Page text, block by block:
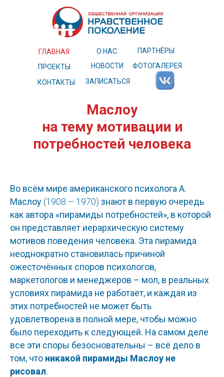
ГЛАВНАЯ
НОВОСТИ
ПАРТНЁРЫ
О НАС
ПРОЕКТЫ
ФОТОГАЛЕРЕЯ
КОНТАКТЫ ЗАПИСАТЬСЯ
Трансформация взглядов А.
Маслоу
на тему мотивации и
потребностей человека
Во всём мире американского психолога А.
Маслоу(1908 – 1970) знают в первую очередь
как автора «пирамиды потребностей», в которой
он представляет иерархическую систему
мотивов поведения человека. Эта пирамида
неоднократно становилась причиной
ожесточённых споров психологов,
маркетологов и менеджеров – мол, в реальных
условиях пирамида не работает, и каждая из
этих потребностей не может быть
удовлетворена в полной мере, чтобы можно
было переходить к следующей. На самом деле
все эти споры безосновательны – всё дело в
том, что никакой пирамиды Маслоу не
рисовал.